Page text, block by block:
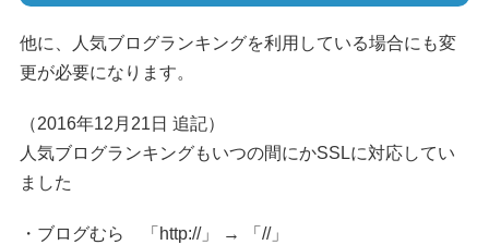
他に、人気ブログランキングを利用している場合にも変
更が必要になります。
（2016年12月21日 追記）
人気ブログランキングもいつの間にかSSLに対応してい
ました
・ブログむら 「http://」 → 「//」